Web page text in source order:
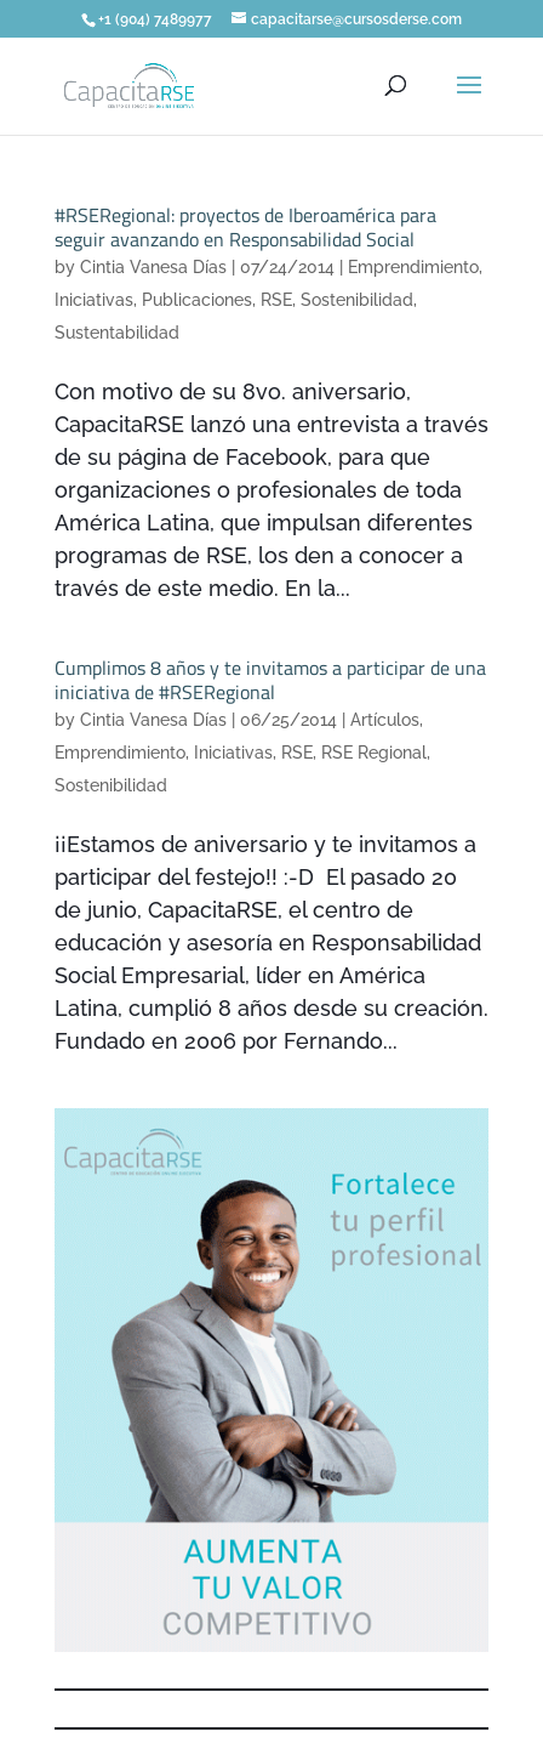
+1 (904) 7489977 capacitarse@cursosderse.com
#RSERegional: proyectos de Iberoamérica para
seguir avanzando en Responsabilidad Social
by Cintia Vanesa Días| 07/24/2014 Emprendimiento,
Iniciativas, Publicaciones, RSE, Sostenibilidad,
Sustentabilidad
Con motivo de su 8vo. aniversario,
CapacitaRSE lanzó una entrevista a través
de su página de Facebook, para que
organizaciones o profesionales de toda
América Latina, que impulsan diferentes
programas de RSE, los den a conocer a
través de este medio. En la...
Cumplimos 8 años y te invitamos a participar de una
iniciativa de #RSERegional
by Cintia Vanesa Días| 06/25/2014 Artículos,
Emprendimiento, Iniciativas, RSE, RSE Regional,
Sostenibilidad
¡¡Estamos de aniversario y te invitamos a
participar del festejo!! :-D El pasado 20
de junio, CapacitaRSE, el centro de
educación y asesoría en Responsabilidad
Social Empresarial, líder en América
Latina, cumplió 8 años desde su creación.
Fundado en 2006 por Fernando...